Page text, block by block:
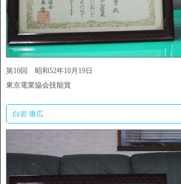
第10回 昭和52年10月19日
東京電業協会技能賞
白岩 康広